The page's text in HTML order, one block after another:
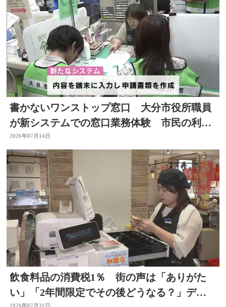
書かないワンストップ窓口 大分市役所職員
が新システムでの窓口業務体験 市民の利便
性向上と業務効率化へ
2026年07月14日
飲食料品の消費税1％ 街の声は「ありがた
い」「2年間限定でその後どうなる？」デパ
2026年07月31日